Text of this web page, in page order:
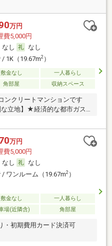
万円
費5,000円
なし
なし
/ 1K（19.67m2）
敷金なし
一人暮らし
角部屋 収納スペース
クリートマンションです
な立地】★経済的な都市ガス
万円
費5,000円
なし
なし
/ ワンルーム（19.67m2）
敷金なし
一人暮らし
場(近隣含) 角部屋
・初期費用カード決済可